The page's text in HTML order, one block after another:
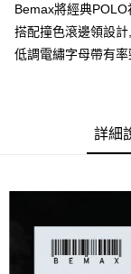
便利好安心！
１．簡單：不需註冊
２．便利：只要手機
３．安心：先確認商
２．訂單成立數日內
３．收到繳費通知簡
客戶支援中心」
運送方式
全家付款取貨
每筆NT$80，滿
Bemax將經典
搭配撞色滾邊領設
低調電繡字母帶有
詳細